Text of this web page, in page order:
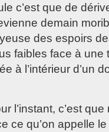
c’est que de
demain
des espoirs
faibles face à une
à l’intérieur d’un
l’instant, c’est
ce qu’on appelle